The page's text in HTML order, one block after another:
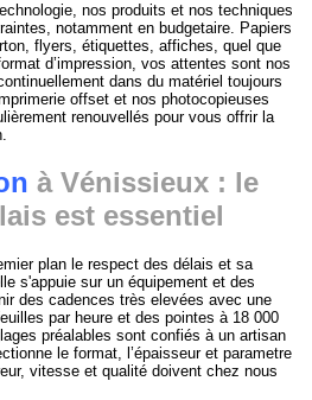
nos produits et nos techniques
notamment en budgetaire. Papiers
flyers, étiquettes, affiches, quel que
d’impression, vos attentes sont nos
dans du matériel toujours
offset et nos photocopieuses
renouvellés pour vous offrir la
à Vénissieux : le
est essentiel
plan le respect des délais et sa
s'appuie sur un équipement et des
des cadences très elevées avec une
par heure et des pointes à 18 000
préalables sont confiés à un artisan
le format, l’épaisseur et parametre
vitesse et qualité doivent chez nous